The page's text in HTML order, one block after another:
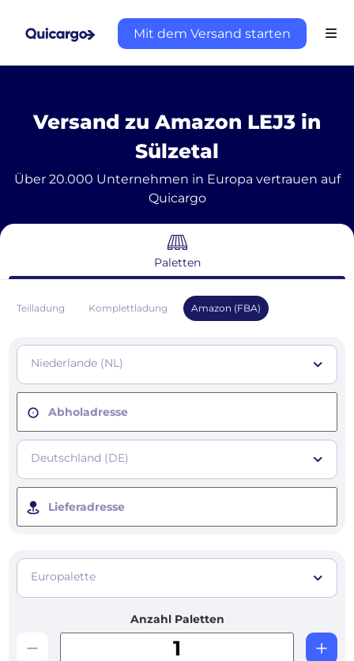
Mit dem Versand starten
Versand zu Amazon LEJ3 in
Sülzetal
Über 20.000 Unternehmen in Europa vertrauen auf
Quicargo
Paletten
Teilladung Komplettladung Amazon (FBA)
Niederlande (NL)
Abholadresse
Deutschland (DE)
Lieferadresse
Europalette
Anzahl Paletten